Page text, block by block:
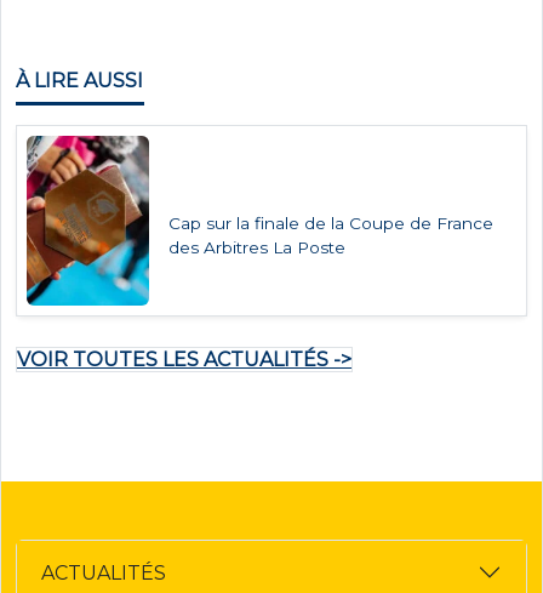
À LIRE AUSSI
Cap sur la finale de la Coupe de France
des Arbitres La Poste
VOIR TOUTES LES ACTUALITÉS ->
ACTUALITÉS